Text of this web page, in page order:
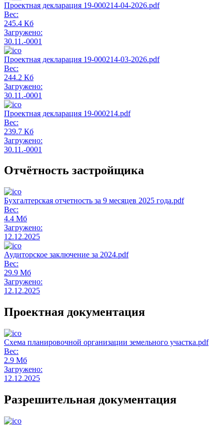
Проектная декларация 19-000214-04-2026.pdf
Вес:
245.4 Кб
Загружено:
30.11.-0001
Проектная декларация 19-000214-03-2026.pdf
Вес:
244.2 Кб
Загружено:
30.11.-0001
Проектная декларация 19-000214.pdf
Вес:
239.7 Кб
Загружено:
30.11.-0001
Отчётность застройщика
Бухгалтерская отчетность за 9 месяцев 2025 года.pdf
Вес:
4.4 Мб
Загружено:
12.12.2025
Аудиторское заключение за 2024.pdf
Вес:
29.9 Мб
Загружено:
12.12.2025
Проектная документация
Схема планировочной организации земельного участка.pdf
Вес:
2.9 Мб
Загружено:
12.12.2025
Разрешительная документация